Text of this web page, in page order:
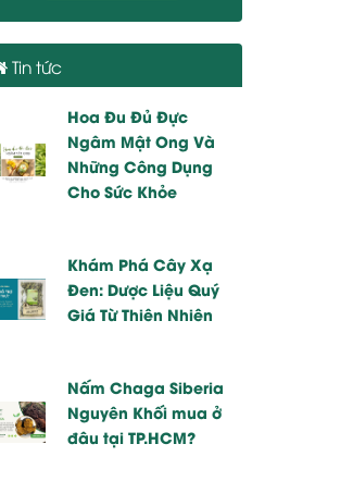
Tin tức
Hoa Đu Đủ Đực
Ngâm Mật Ong Và
Những Công Dụng
Cho Sức Khỏe
Khám Phá Cây Xạ
Đen: Dược Liệu Quý
Giá Từ Thiên Nhiên
Nấm Chaga Siberia
Nguyên Khối mua ở
đâu tại TP.HCM?